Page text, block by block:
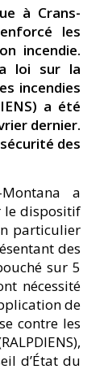
à Crans-
les
incendie.
loi sur la
incendies
a été
dernier.
des
a
le dispositif
particulier
des
sur 5
nécessité
de
contre les
d’État du